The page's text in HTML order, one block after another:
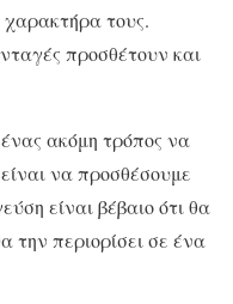
χαρακτήρα τους.
προσθέτουν και
ακόμη τρόπος να
να προσθέσουμε
είναι βέβαιο ότι θα
την περιορίσει σε ένα